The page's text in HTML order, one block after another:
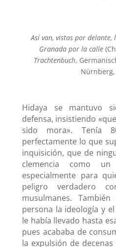
Así van, vistas por delante,
Granada por la calle
Trachtenbuch,
Nürnberg,
Hidaya se mantuvo
defensa, insistiendo
sido mora». Tenía
perfectamente lo que
inquisición, que de
clemencia como
especialmente para
peligro verdadero
musulmanes.
persona la ideología y
le había llevado hasta
pues acababa de
la expulsión de